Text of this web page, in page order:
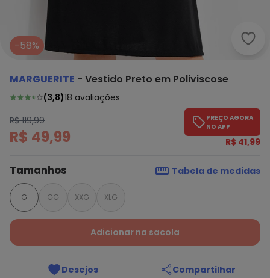
-58%
MARGUERITE - Vestido Preto em Poliviscose
(3,8)18 avaliações
R$ 119,99
R$ 49,99
PREÇO AGORA
NO APP
R$ 41,99
Tamanhos Tabela de medidas
G GG XXG XLG
Adicionar na sacola
Desejos Compartilhar